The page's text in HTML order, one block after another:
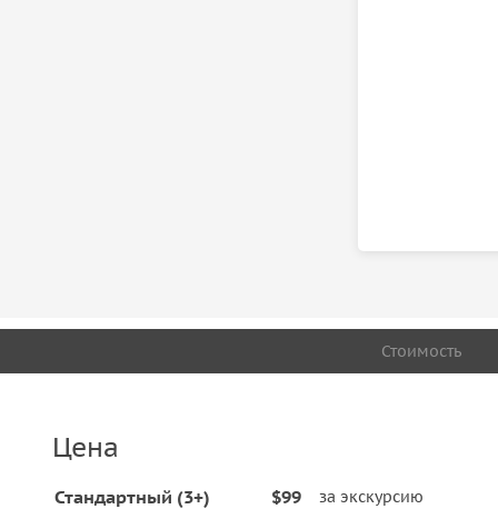
Стоимость
Цена
Стандартный (3+) $99 за экскурсию